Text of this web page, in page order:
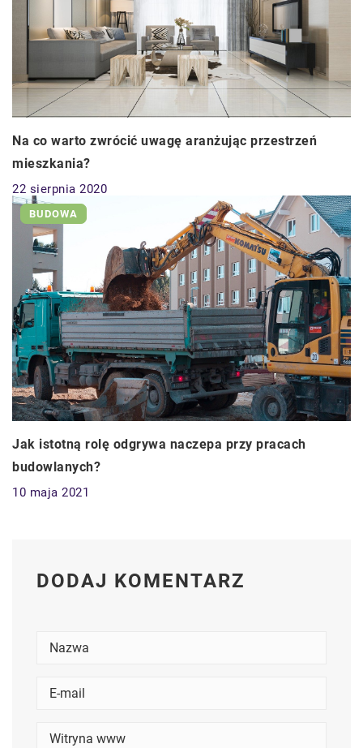
Na co warto zwrócić uwagę aranżując przestrzeń
mieszkania?
22 sierpnia 2020
BUDOWA
Jak istotną rolę odgrywa naczepa przy pracach
budowlanych?
10 maja 2021
DODAJ KOMENTARZ